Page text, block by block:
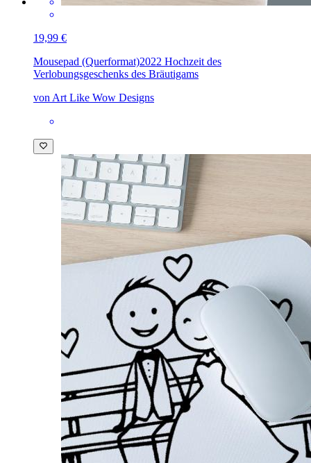
19,99 €
Mousepad (Querformat)2022 Hochzeit des
Verlobungsgeschenks des Bräutigams
von Art Like Wow Designs